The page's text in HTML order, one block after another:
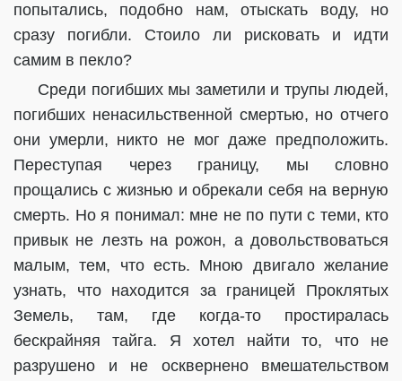
попытались, подобно нам, отыскать воду, но
сразу погибли. Стоило ли рисковать и идти
самим в пекло?
Среди погибших мы заметили и трупы людей,
погибших ненасильственной смертью, но отчего
они умерли, никто не мог даже предположить.
Переступая через границу, мы словно
прощались с жизнью и обрекали себя на верную
смерть. Но я понимал: мне не по пути с теми, кто
привык не лезть на рожон, а довольствоваться
малым, тем, что есть. Мною двигало желание
узнать, что находится за границей Проклятых
Земель, там, где когда-то простиралась
бескрайняя тайга. Я хотел найти то, что не
разрушено и не осквернено вмешательством